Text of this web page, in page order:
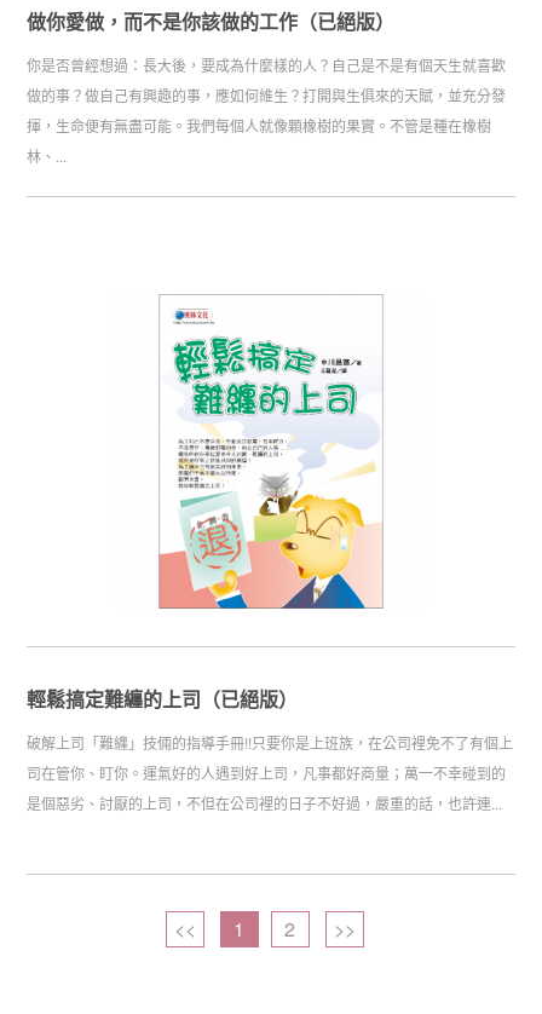
做你愛做，而不是你該做的工作（已絕版）
你是否曾經想過：長大後，要成為什麼樣的人？自己是不是有個天生就喜歡
做的事？做自己有興趣的事，應如何維生？打開與生俱來的天賦，並充分發
揮，生命便有無盡可能。我們每個人就像顆橡樹的果實。不管是種在橡樹
林、...
輕鬆搞定難纏的上司（已絕版）
破解上司「難纏」技倆的指導手冊!!只要你是上班族，在公司裡免不了有個上
司在管你、盯你。運氣好的人遇到好上司，凡事都好商量；萬一不幸碰到的
是個惡劣、討厭的上司，不但在公司裡的日子不好過，嚴重的話，也許連...
<< 1 2 >>